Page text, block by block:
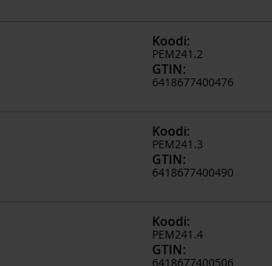
Koodi:
PEM241.2
GTIN:
6418677400476
Koodi:
PEM241.3
GTIN:
6418677400490
Koodi:
PEM241.4
GTIN:
6418677400506